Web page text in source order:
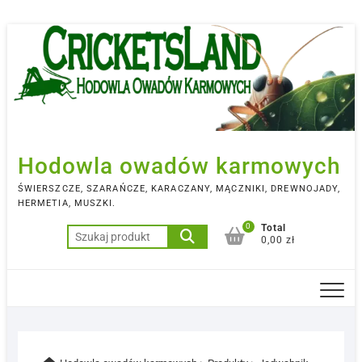
content
Hodowla owadów karmowych
ŚWIERSZCZE, SZARAŃCZE, KARACZANY, MĄCZNIKI, DREWNOJADY,
HERMETIA, MUSZKI.
Szukaj:
0
Total
0,00 zł